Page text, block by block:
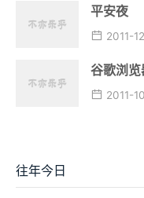
平安夜
2011-
谷歌浏
2011-
往年今日